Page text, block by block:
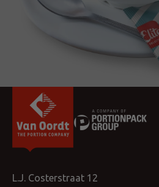
L.J. Costerstraat 12